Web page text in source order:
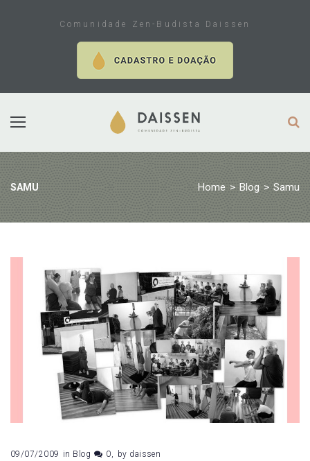
Comunidade Zen-Budista Daissen
SAMU Home > Blog > Samu
09/07/2009 in Blog 0 by daissen